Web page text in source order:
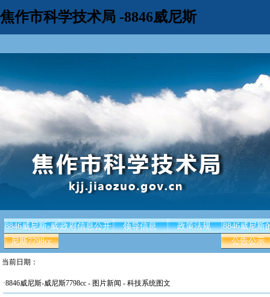
焦作市科学技术局 -8846威尼斯
8846威尼斯-威
尼斯7798cc
政府信息公开 领导信息 政策法规
8846威尼斯
公告公示
当前日期：
·8846威尼斯-威尼斯7798cc - 图片新闻 - 科技系统图文